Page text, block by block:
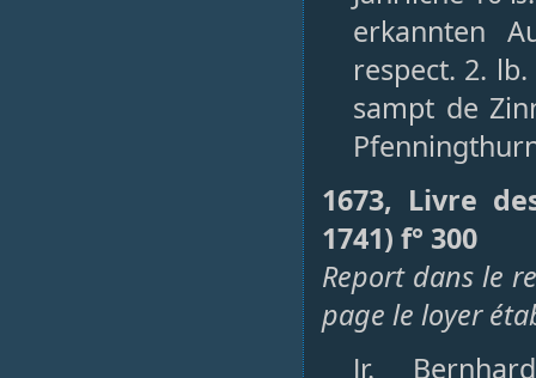
erkannten
respect. 2.
sampt de
1673, Livre
1741) f° 300
Report dans le
page le loyer
Jr.